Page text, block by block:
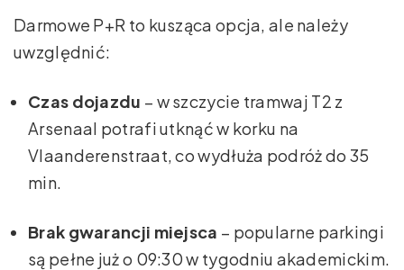
Darmowe P+R to kusząca opcja, ale należy
uwzględnić:
Czas dojazdu – w szczycie tramwaj T2 z
Arsenaal potrafi utknąć w korku na
Vlaanderenstraat, co wydłuża podróż do 35
min.
Brak gwarancji miejsca – popularne parkingi
są pełne już o 09:30 w tygodniu akademickim.